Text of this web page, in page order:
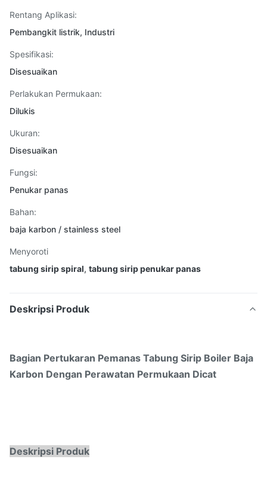
Rentang Aplikasi:
Pembangkit listrik, Industri
Spesifikasi:
Disesuaikan
Perlakukan Permukaan:
Dilukis
Ukuran:
Disesuaikan
Fungsi:
Penukar panas
Bahan:
baja karbon / stainless steel
Menyoroti
tabung sirip spiral, tabung sirip penukar panas
Deskripsi Produk
Bagian Pertukaran Pemanas Tabung Sirip Boiler Baja
Karbon Dengan Perawatan Permukaan Dicat
Deskripsi Produk